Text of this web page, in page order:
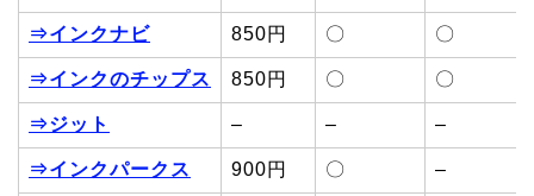
⇒インクナビ 850円 〇 〇
⇒インクのチップス 850円 〇 〇
⇒ジット – – –
⇒インクパークス 900円 〇 –